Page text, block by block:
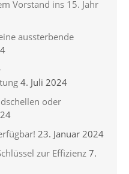
Vorstand ins 15. Jahr
aussterbende
4. Juli 2024
oder
23. Januar 2024
zur Effizienz 7.